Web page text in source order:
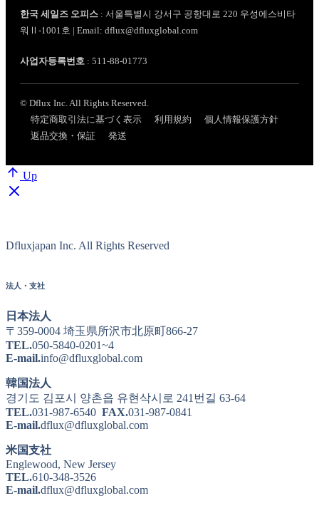
한국 세일즈 오피스 : 서울특별시 강서구 공항대로 220 우성에스비타
워Ⅱ-1001호 | Email: dflux@dfluxglobal.com
사업자등록번호 : 511-88-01773
© Dflux Inc. All Rights Reserved.
特定商取引法に基づく表示
利用規約
個人情報保護方針
返品交換・保証
発送
Up
Dfluxjapan Inc. All Rights Reserved
法人・支社
日本法人
〒359-0004 埼玉県所沢市北原町866-27
TEL.050-5840-0201~4
E-mail.info@dfluxglobal.com
韓国法人
경기도 김포시 양촌읍 유현삭시로 241번길 63-64
TEL.031-987-6540 FAX.031-987-0841
E-mail.dflux@dfluxglobal.com
米国支社
Englewood, New Jersey
TEL.610-348-3526
E-mail.dflux@dfluxglobal.com